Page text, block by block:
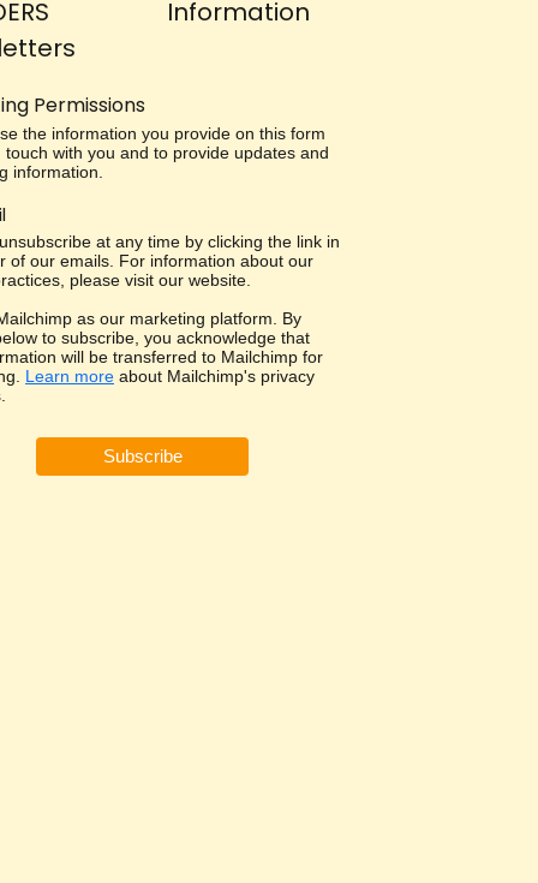
Information
Permissions
the information you provide on this form
touch with you and to provide updates and
information.
at any time by clicking the link in
of our emails. For information about our
please visit our website.
as our marketing platform. By
to subscribe, you acknowledge that
will be transferred to Mailchimp for
Learn more about Mailchimp's privacy